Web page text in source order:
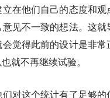
在他们自己的态度和
见不一致的想法。这
觉得此前的设计是非
就不再继续试验。
对这个统计有了足够